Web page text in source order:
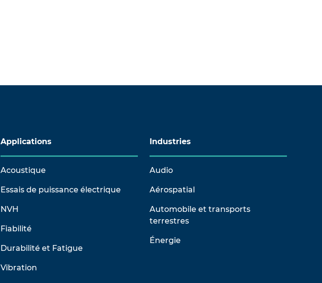
Applications
Acoustique
Essais de puissance électrique
NVH
Fiabilité
Durabilité et Fatigue
Vibration
Industries
Audio
Aérospatial
Automobile et transports
terrestres
Énergie